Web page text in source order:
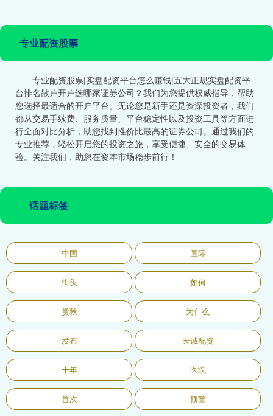
专业配资股票
专业配资股票|实盘配资平台怎么赚钱|五大正规实盘配资平
台排名散户开户选哪家证券公司？我们为您提供权威指导，帮助
您选择最适合的开户平台。无论您是新手还是资深投资者，我们
都从交易手续费、服务质量、平台稳定性以及投资工具等方面进
行全面对比分析，助您找到性价比最高的证券公司。通过我们的
专业推荐，轻松开启您的投资之旅，享受便捷、安全的交易体
验。关注我们，助您在资本市场稳步前行！
话题标签
中国 国际
街头 如何
赏秋 为什么
发布 天诚配资
十年 医院
首次 预警